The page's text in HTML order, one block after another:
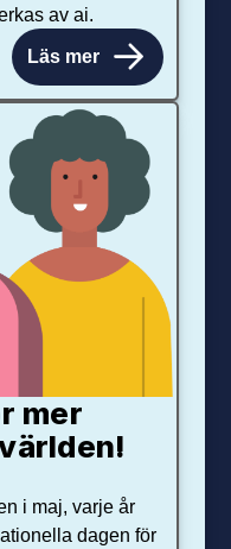
av ai.
Läs mer
mer
i maj, varje år
dagen för